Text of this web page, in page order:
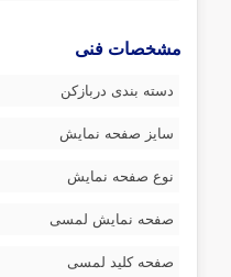
مشخصات فنی
دسته بندی دربازکن
سایز صفحه نمایش
نوع صفحه نمایش
صفحه نمایش لمسی
صفحه کلید لمسی